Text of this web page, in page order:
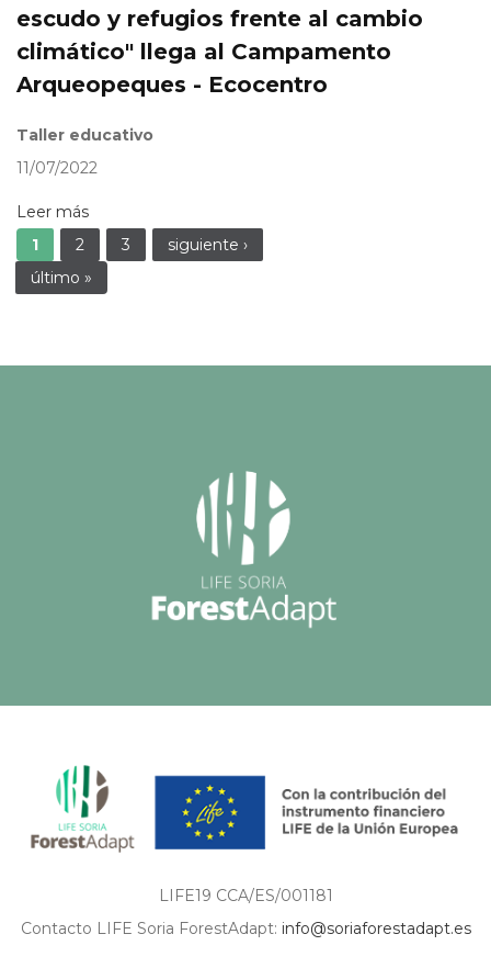
escudo y refugios frente al cambio
climático" llega al Campamento
Arqueopeques - Ecocentro
Taller educativo
11/07/2022
Leer más
Páginas
1 2 3
siguiente ›
último »
LIFE19 CCA/ES/001181
Contacto LIFE Soria ForestAdapt: info@soriaforestadapt.es